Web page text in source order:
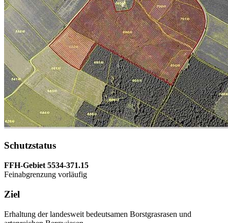
Schutzstatus
FFH-Gebiet 5534-371.15
Feinabgrenzung vorläufig
Ziel
Erhaltung der landesweit bedeutsamen Borstgrasrasen und